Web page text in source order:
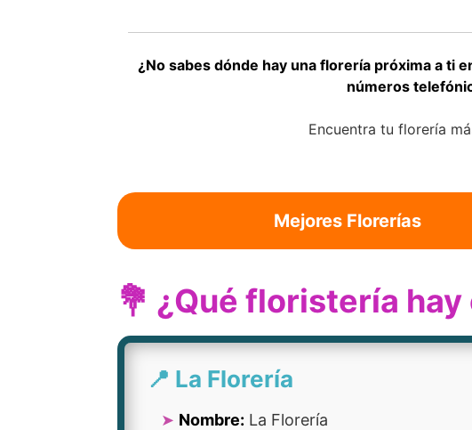
¿No sabes dónde hay una florería próxima a ti
números
Encuentra tu florería
Mejores Florerías
💐 ¿Qué floristería
📍 La Florería
Nombre: La Florería